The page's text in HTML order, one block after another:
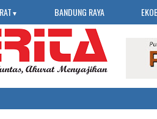
▼ BANDUNG RAYA